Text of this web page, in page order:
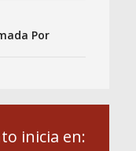
Por
inicia en: